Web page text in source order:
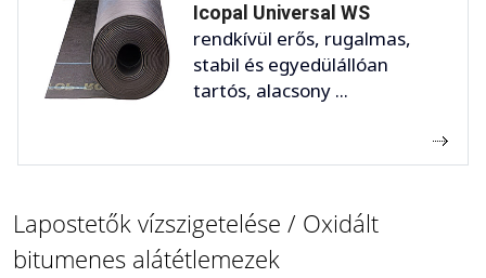
Icopal Universal WS
rendkívül erős, rugalmas,
stabil és egyedülállóan
tartós, alacsony ...
Lapostetők vízszigetelése / Oxidált
bitumenes alátétlemezek